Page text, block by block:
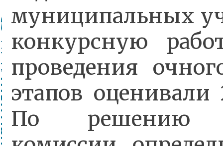
муниципальных
конкурсную
проведения
этапов оценивали
По решению